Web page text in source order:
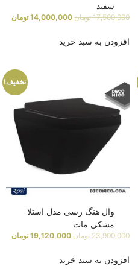
سفید
17,500,000 تومان 14,000,000 تومان
افزودن به سبد خرید
تخفیف!
وال هنگ رسی مدل استلا
مشکی مات
23,900,000 تومان 19,120,000 تومان
افزودن به سبد خرید